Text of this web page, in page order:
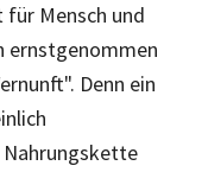
für Mensch und
ernstgenommen
Denn ein